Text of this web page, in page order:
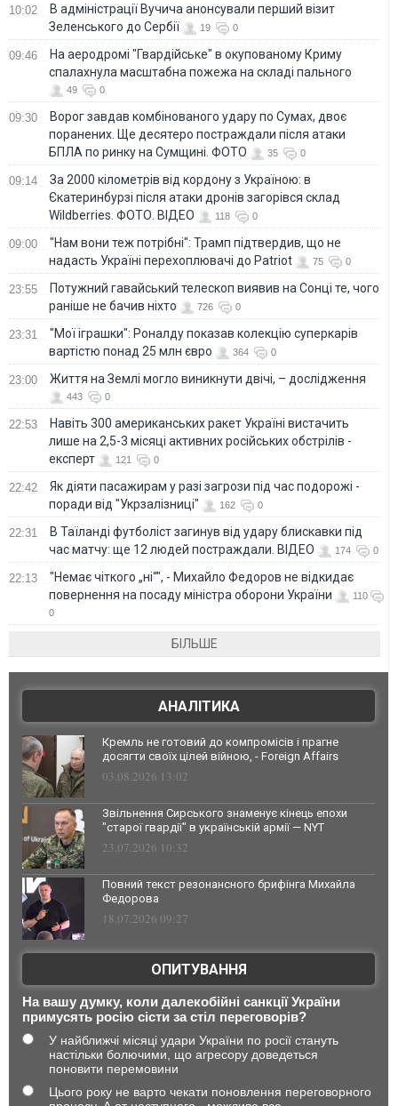
10:02
В адміністрації Вучича анонсували перший візит
Зеленського до Сербії
19 0
09:46
На аеродромі "Гвардійське" в окупованому Криму
спалахнула масштабна пожежа на складі пального
49 0
09:30
Ворог завдав комбінованого удару по Сумах, двоє
поранених. Ще десятеро постраждали після атаки
БПЛА по ринку на Сумщині. ФОТО
35 0
09:14
За 2000 кілометрів від кордону з Україною: в
Єкатеринбурзі після атаки дронів загорівся склад
Wildberries. ФОТО. ВІДЕО
118 0
09:00
"Нам вони теж потрібні": Трамп підтвердив, що не
надасть Україні перехоплювачі до Patriot
75 0
23:55
Потужний гавайський телескоп виявив на Сонці те, чого
раніше не бачив ніхто
726 0
23:31
"Мої іграшки": Роналду показав колекцію суперкарів
вартістю понад 25 млн євро
364 0
23:00 Життя на Землі могло виникнути двічі, – дослідження
443 0
22:53
Навіть 300 американських ракет Україні вистачить
лише на 2,5-3 місяці активних російських обстрілів -
експерт
121 0
22:42
Як діяти пасажирам у разі загрози під час подорожі -
поради від "Укрзалізниці"
162 0
22:31
В Таїланді футболіст загинув від удару блискавки під
час матчу: ще 12 людей постраждали. ВІДЕО
174 0
22:13
"Немає чіткого „ні“", - Михайло Федоров не відкидає
повернення на посаду міністра оборони України
110
0
БІЛЬШЕ
АНАЛІТИКА
Кремль не готовий до компромісів і прагне
досягти своїх цілей війною, - Foreign Affairs
03.08.2026 13:02
Звільнення Сирського знаменує кінець епохи
"старої гвардії" в українській армії — NYT
23.07.2026 10:32
Повний текст резонансного брифінга Михайла
Федорова
18.07.2026 09:27
ОПИТУВАННЯ
На вашу думку, коли далекобійні санкції України
примусять росію сісти за стіл переговорів?
У найближчі місяці удари України по росії стануть
настільки болючими, що агресору доведеться
поновити перемовини
Цього року не варто чекати поновлення переговорного